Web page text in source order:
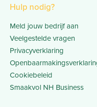
Hulp nodig?
Meld jouw bedrijf aan
Veelgestelde vragen
Privacyverklaring
Cookiebeleid
Smaakvol NH Business